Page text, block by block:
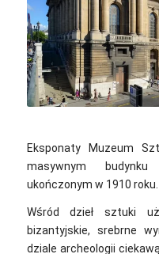
Sanyam Bahga /
Eksponaty Muzeum
masywnym
ukończonym w 1910 roku.
Wśród dzieł sztuki
bizantyjskie, srebrne
dziale archeologii